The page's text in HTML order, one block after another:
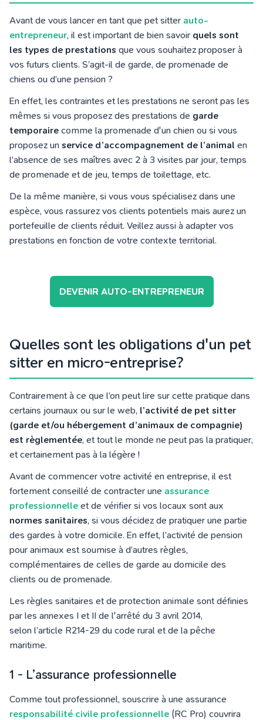
Avant de vous lancer en tant que pet sitter auto-
entrepreneur, il est important de bien savoir quels sont
les types de prestations que vous souhaitez proposer à
vos futurs clients. S’agit-il de garde, de promenade de
chiens ou d’une pension ?
En effet, les contraintes et les prestations ne seront pas les
mêmes si vous proposez des prestations de garde
temporaire comme la promenade d'un chien ou si vous
proposez un service d’accompagnement de l’animal en
l’absence de ses maîtres avec 2 à 3 visites par jour, temps
de promenade et de jeu, temps de toilettage, etc.
De la même manière, si vous vous spécialisez dans une
espèce, vous rassurez vos clients potentiels mais aurez un
portefeuille de clients réduit. Veillez aussi à adapter vos
prestations en fonction de votre contexte territorial.
DEVENIR AUTO-ENTREPRENEUR
Quelles sont les obligations d'un pet
sitter en micro-entreprise?
Contrairement à ce que l’on peut lire sur cette pratique dans
certains journaux ou sur le web, l’activité de pet sitter
(garde et/ou hébergement d’animaux de compagnie)
est règlementée, et tout le monde ne peut pas la pratiquer,
et certainement pas à la légère !
Avant de commencer votre activité en entreprise, il est
fortement conseillé de contracter une assurance
professionnelle et de vérifier si vos locaux sont aux
normes sanitaires, si vous décidez de pratiquer une partie
des gardes à votre domicile. En effet, l’activité de pension
pour animaux est soumise à d’autres règles,
complémentaires de celles de garde au domicile des
clients ou de promenade.
Les règles sanitaires et de protection animale sont définies
par les annexes I et II de l'arrêté du 3 avril 2014,
selon l’article R214-29 du code rural et de la pêche
maritime.
1 - L’assurance professionnelle
Comme tout professionnel, souscrire à une assurance
responsabilité civile professionnelle (RC Pro) couvrira